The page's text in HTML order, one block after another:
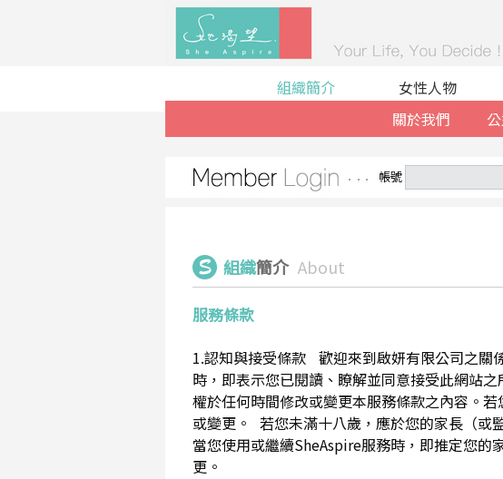
組織簡介
關於我們
女性人物
帳號
組織簡介 About
服務條款
1.認知與接受條款 歡迎來到啟妍有限公司之關
時，即表示您已閱讀、瞭解並同意接受此網站
權於任何時間修改或變更本服務條款之內容。
或變更。 若您未滿十八歲，應於您的家長（或
當您使用或繼續SheAspire服務時，即推定您
更。